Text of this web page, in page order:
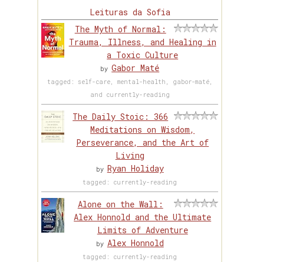
Leituras da Sofia
The Myth of Normal:
Trauma, Illness, and Healing in
a Toxic Culture
byGabor Maté
tagged: self-care, mental-health, gabor-maté,
and currently-reading
The Daily Stoic: 366
Meditations on Wisdom,
Perseverance, and the Art of
Living
by Ryan Holiday
tagged: currently-reading
Alone on the Wall:
Alex Honnold and the Ultimate
Limits of Adventure
by Alex Honnold
tagged: currently-reading